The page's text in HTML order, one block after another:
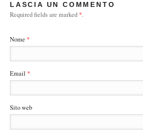
LASCIA UN COMMENTO
Required fields are marked *.
Nome *
Email *
Sito web